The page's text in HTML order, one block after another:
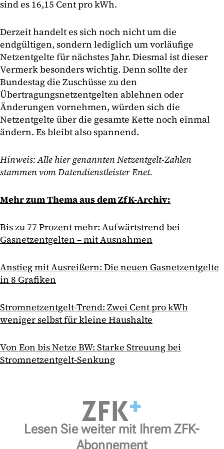
sind es 16,15 Cent pro kWh.
Derzeit handelt es sich noch nicht um die
endgültigen, sondern lediglich um vorläufige
Netzentgelte für nächstes Jahr. Diesmal ist dieser
Vermerk besonders wichtig. Denn sollte der
Bundestag die Zuschüsse zu den
Übertragungsnetzentgelten ablehnen oder
Änderungen vornehmen, würden sich die
Netzentgelte über die gesamte Kette noch einmal
ändern. Es bleibt also spannend.
Hinweis: Alle hier genannten Netzentgelt-Zahlen
stammen vom Datendienstleister Enet.
Mehr zum Thema aus dem ZfK-Archiv:
Bis zu 77 Prozent mehr: Aufwärtstrend bei
Gasnetzentgelten – mit Ausnahmen
Anstieg mit Ausreißern: Die neuen Gasnetzentgelte
in 8 Grafiken
Stromnetzentgelt-Trend: Zwei Cent pro kWh
weniger selbst für kleine Haushalte
Von Eon bis Netze BW: Starke Streuung bei
Stromnetzentgelt-Senkung
Lesen Sie weiter mit Ihrem ZFK-
Abonnement